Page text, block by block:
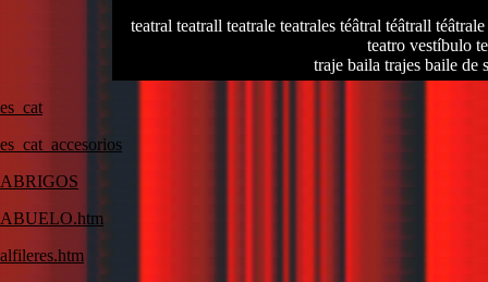
teatral teatrall teatrale teatrales téâtral téâtrall
teatro vestíbulo
traje baila trajes baile de
es_cat
es_cat_accesorios
ABRIGOS
ABUELO.htm
alfileres.htm